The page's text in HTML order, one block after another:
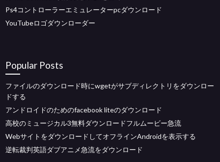
Ps4コントローラーエミュレーターpcダウンロード
YouTubeロゴダウンローダー
Popular Posts
ファイルのダウンロード時にwgetがサブディレクトリをダウンロー
ドする
アンドロイドのためのfacebook liteのダウンロード
高校のミュージカル3無料ダウンロードフルムービー急流
WebサイトをダウンロードしてオフラインAndroidを表示する
逆転裁判英語ダブアニメ急流をダウンロード